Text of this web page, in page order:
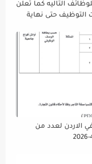
التاليه كما تعلن
التوظيف حتى نهاية
إجراءات التقديم.
الاردن لعدد من